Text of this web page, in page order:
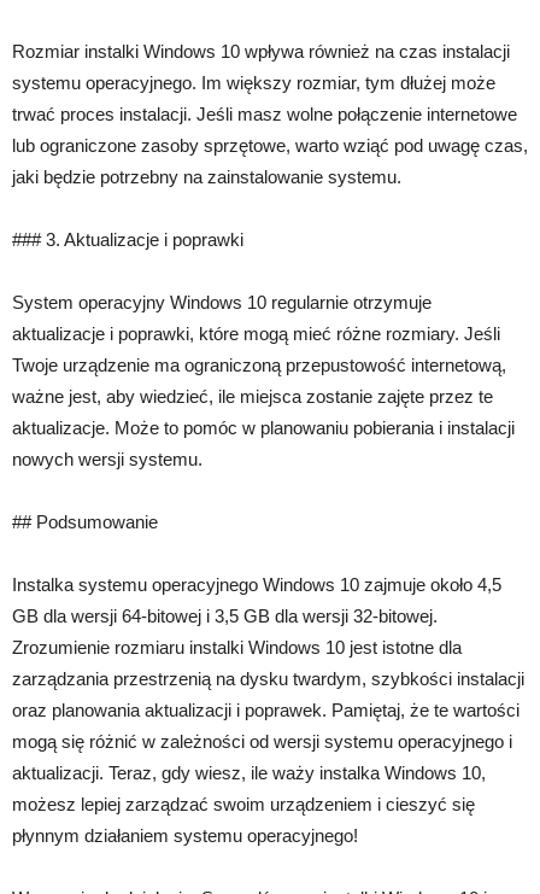
Rozmiar instalki Windows 10 wpływa również na czas instalacji
systemu operacyjnego. Im większy rozmiar, tym dłużej może
trwać proces instalacji. Jeśli masz wolne połączenie internetowe
lub ograniczone zasoby sprzętowe, warto wziąć pod uwagę czas,
jaki będzie potrzebny na zainstalowanie systemu.
### 3. Aktualizacje i poprawki
System operacyjny Windows 10 regularnie otrzymuje
aktualizacje i poprawki, które mogą mieć różne rozmiary. Jeśli
Twoje urządzenie ma ograniczoną przepustowość internetową,
ważne jest, aby wiedzieć, ile miejsca zostanie zajęte przez te
aktualizacje. Może to pomóc w planowaniu pobierania i instalacji
nowych wersji systemu.
## Podsumowanie
Instalka systemu operacyjnego Windows 10 zajmuje około 4,5
GB dla wersji 64-bitowej i 3,5 GB dla wersji 32-bitowej.
Zrozumienie rozmiaru instalki Windows 10 jest istotne dla
zarządzania przestrzenią na dysku twardym, szybkości instalacji
oraz planowania aktualizacji i poprawek. Pamiętaj, że te wartości
mogą się różnić w zależności od wersji systemu operacyjnego i
aktualizacji. Teraz, gdy wiesz, ile waży instalka Windows 10,
możesz lepiej zarządzać swoim urządzeniem i cieszyć się
płynnym działaniem systemu operacyjnego!